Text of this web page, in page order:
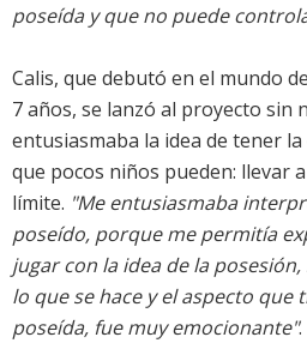
poseída y que no puede
Calis, que debutó en el mundo
7 años, se lanzó al proyecto sin
entusiasmaba la idea de tener
que pocos niños pueden: llevar
límite. "Me entusiasmaba
poseído, porque me permitía
jugar con la idea de la
lo que se hace y el aspecto que
poseída, fue muy emocionante".